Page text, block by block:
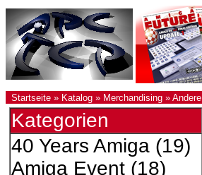
Startseite » Katalog » Merchandising » Andere
Kategorien
40 Years Amiga (19)
Amiga Event (18)